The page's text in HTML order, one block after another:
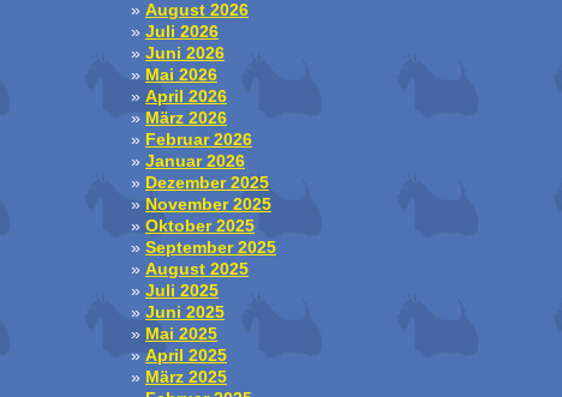
August 2026
Juli 2026
Juni 2026
Mai 2026
April 2026
März 2026
Februar 2026
Januar 2026
Dezember 2025
November 2025
Oktober 2025
September 2025
August 2025
Juli 2025
Juni 2025
Mai 2025
April 2025
März 2025